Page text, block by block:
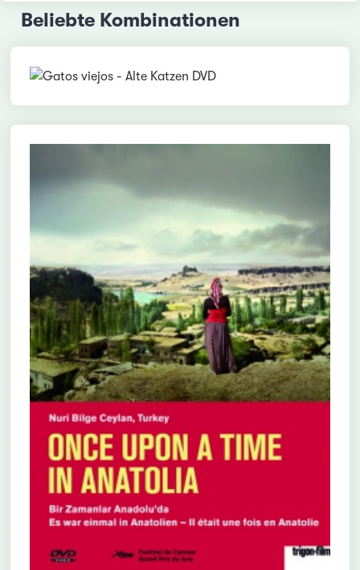
Beliebte Kombinationen